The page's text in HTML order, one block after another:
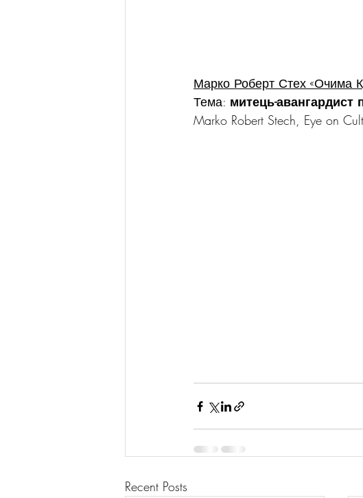
Марко Роберт Стех «Очима
Тема: митець-авангардист
Marko Robert Stech, Eye on
Recent Posts